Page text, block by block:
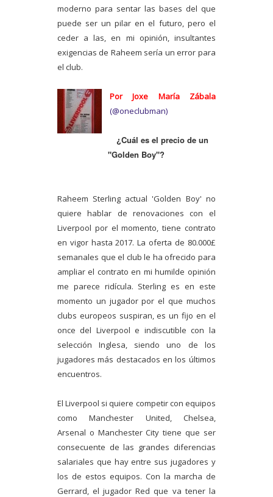
moderno para sentar las bases del que
puede ser un pilar en el futuro, pero el
ceder a las, en mi opinión, insultantes
exigencias de Raheem sería un error para
el club.
Por Joxe María Zábala
(@oneclubman)
¿Cuál es el precio de un
"Golden Boy"?
Raheem Sterling actual 'Golden Boy' no
quiere hablar de renovaciones con el
Liverpool por el momento, tiene contrato
en vigor hasta 2017. La oferta de 80.000£
semanales que el club le ha ofrecido para
ampliar el contrato en mi humilde opinión
me parece ridícula. Sterling es en este
momento un jugador por el que muchos
clubs europeos suspiran, es un fijo en el
once del Liverpool e indiscutible con la
selección Inglesa, siendo uno de los
jugadores más destacados en los últimos
encuentros.
El Liverpool si quiere competir con equipos
como Manchester United, Chelsea,
Arsenal o Manchester City tiene que ser
consecuente de las grandes diferencias
salariales que hay entre sus jugadores y
los de estos equipos. Con la marcha de
Gerrard, el jugador Red que va tener la